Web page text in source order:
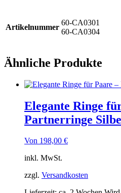
Artikelnummer
60-CA0301
60-CA0304
Ähnliche Produkte
Elegante Ringe
Partnerringe
Von 198,00 €
inkl. MwSt.
zzgl. Versandkosten